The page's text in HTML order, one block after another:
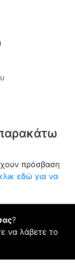
πρόσβαση
εδώ για να
?
να λάβετε το